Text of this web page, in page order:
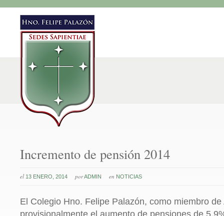
Incremento de pensión 2014
el 13 ENERO, 2014 porADMIN en NOTICIAS
El Colegio Hno. Felipe Palazón, como miembro
provisionalmente el aumento de pensiones de